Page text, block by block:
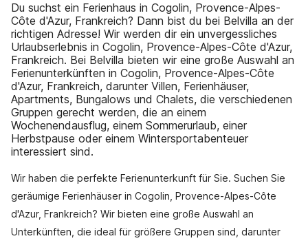
Du suchst ein Ferienhaus in Cogolin, Provence-Alpes-
Côte d'Azur, Frankreich? Dann bist du bei Belvilla an der
richtigen Adresse! Wir werden dir ein unvergessliches
Urlaubserlebnis in Cogolin, Provence-Alpes-Côte d'Azur,
Frankreich. Bei Belvilla bieten wir eine große Auswahl an
Ferienunterkünften in Cogolin, Provence-Alpes-Côte
d'Azur, Frankreich, darunter Villen, Ferienhäuser,
Apartments, Bungalows und Chalets, die verschiedenen
Gruppen gerecht werden, die an einem
Wochenendausflug, einem Sommerurlaub, einer
Herbstpause oder einem Wintersportabenteuer
interessiert sind.
Wir haben die perfekte Ferienunterkunft für Sie. Suchen Sie
geräumige Ferienhäuser in Cogolin, Provence-Alpes-Côte
d'Azur, Frankreich? Wir bieten eine große Auswahl an
Unterkünften, die ideal für größere Gruppen sind, darunter